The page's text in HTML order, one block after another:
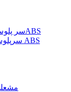
سر پلوس سمت چرخ ۲۱ خارABS
سرپلوس سمت چرخ 22 خار ABS
مشعلی